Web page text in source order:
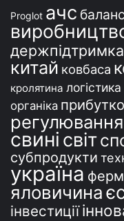
Proglot ачс баланс
держпідтримка
китай ковбаса
кролятина логістика
органіка
регулювання
свині світ
субпродукти
україна
яловичина
інвестиції